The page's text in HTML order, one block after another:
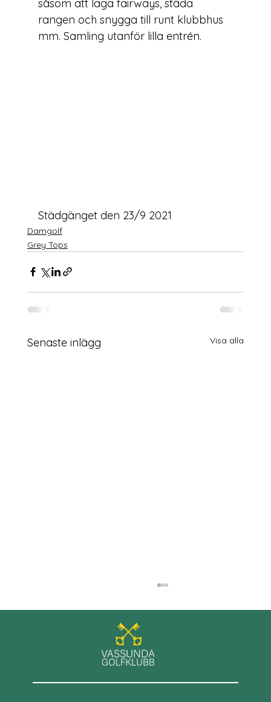
såsom att laga fairways, städa
rangen och snygga till runt klubbhus
mm. Samling utanför lilla entrén.
Städgänget den 23/9 2021
Damgolf
Grey Tops
Senaste inlägg Visa alla
GT+ spel på Roslagens GK